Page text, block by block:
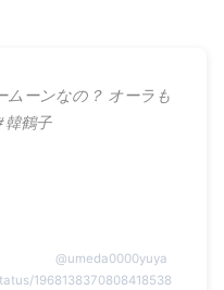
ムーンなの？ オーラも
韓鶴子
@umeda0000yuya
1968138370808418538